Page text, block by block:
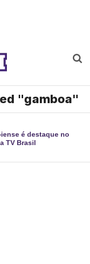
"gamboa"
é destaque no
TV Brasil